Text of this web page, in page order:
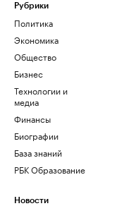
Рубрики
Политика
Экономика
Общество
Бизнес
Технологии и
медиа
Финансы
Биографии
База знаний
РБК Образование
Новости